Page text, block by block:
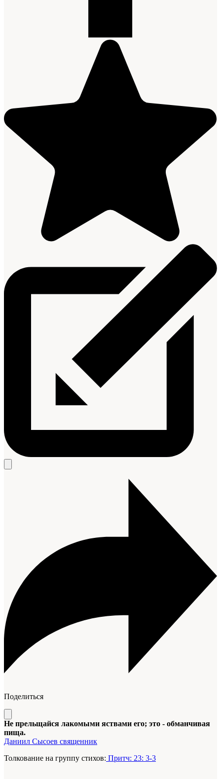
Поделиться
Не прельщайся лакомыми яствами его; это - обманчивая
пища.
Даниил Сысоев священник
Толкование на группу стихов: Притч: 23: 3-3